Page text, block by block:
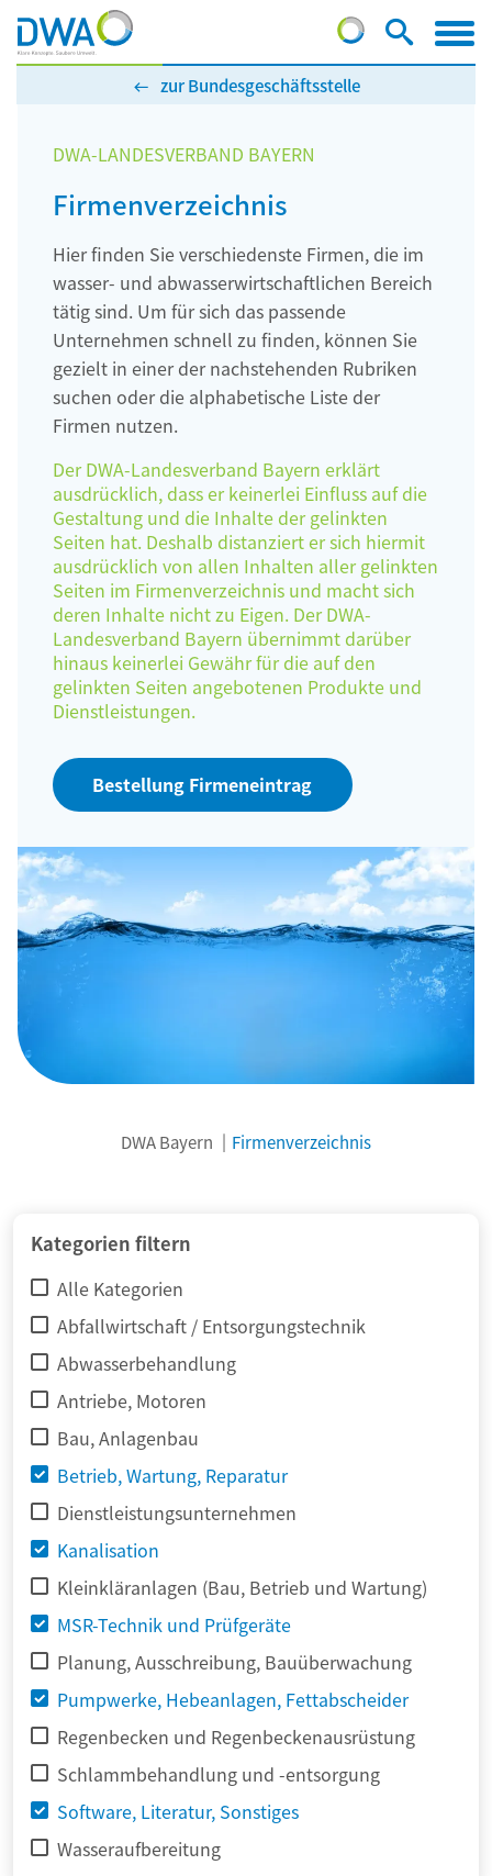
zur Bundesgeschäftsstelle
DWA-LANDESVERBAND BAYERN
Firmenverzeichnis
Hier finden Sie verschiedenste Firmen, die im
wasser- und abwasserwirtschaftlichen Bereich
tätig sind. Um für sich das passende
Unternehmen schnell zu finden, können Sie
gezielt in einer der nachstehenden Rubriken
suchen oder die alphabetische Liste der
Firmen nutzen.
Der DWA-Landesverband Bayern erklärt
ausdrücklich, dass er keinerlei Einfluss auf die
Gestaltung und die Inhalte der gelinkten
Seiten hat. Deshalb distanziert er sich hiermit
ausdrücklich von allen Inhalten aller gelinkten
Seiten im Firmenverzeichnis und macht sich
deren Inhalte nicht zu Eigen. Der DWA-
Landesverband Bayern übernimmt darüber
hinaus keinerlei Gewähr für die auf den
gelinkten Seiten angebotenen Produkte und
Dienstleistungen.
Bestellung Firmeneintrag
DWA Bayern Firmenverzeichnis
Kategorien filtern
Alle Kategorien
Abfallwirtschaft / Entsorgungstechnik
Abwasserbehandlung
Antriebe, Motoren
Bau, Anlagenbau
Betrieb, Wartung, Reparatur
Dienstleistungsunternehmen
Kanalisation
Kleinkläranlagen (Bau, Betrieb und Wartung)
MSR-Technik und Prüfgeräte
Planung, Ausschreibung, Bauüberwachung
Pumpwerke, Hebeanlagen, Fettabscheider
Regenbecken und Regenbeckenausrüstung
Schlammbehandlung und -entsorgung
Software, Literatur, Sonstiges
Wasseraufbereitung